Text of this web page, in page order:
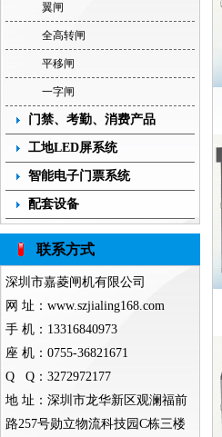
翼闸
全高转闸
平移闸
一字闸
门禁、考勤、消费产品
工地LED屏系统
智能电子门票系统
配套设备
联系方式
深圳市嘉菱闸机有限公司
网 址： www.szjialing168.com
手 机：13316840973
座 机：0755-36821671
Q Q： 3272972177
地 址：深圳市龙华新区观澜福前
路257号勋立物流科技园C栋三楼